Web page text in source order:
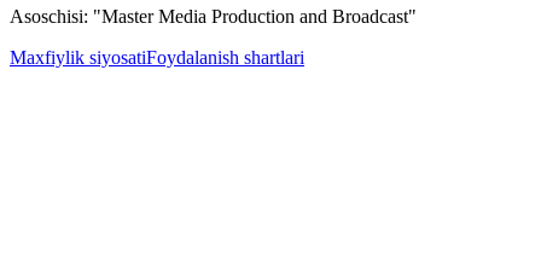
Asoschisi: "Master Media Production and Broadcast"
Maxfiylik siyosatiFoydalanish shartlari